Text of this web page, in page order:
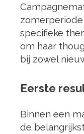
specifieke
om haar
bij zowel
Eerste
Binnen een
de